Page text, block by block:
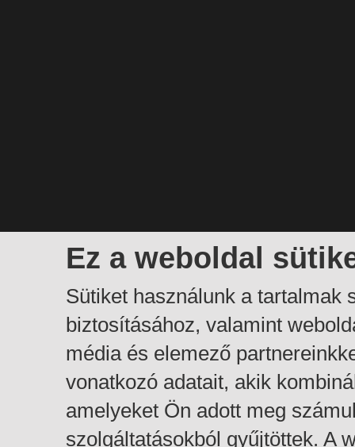
Ez a weboldal
Sütiket használunk a tartalmak
biztosításához, valamint
média és elemező
vonatkozó adatait, akik
amelyeket Ön adott meg
szolgáltatásokból gyűjtöttek. A